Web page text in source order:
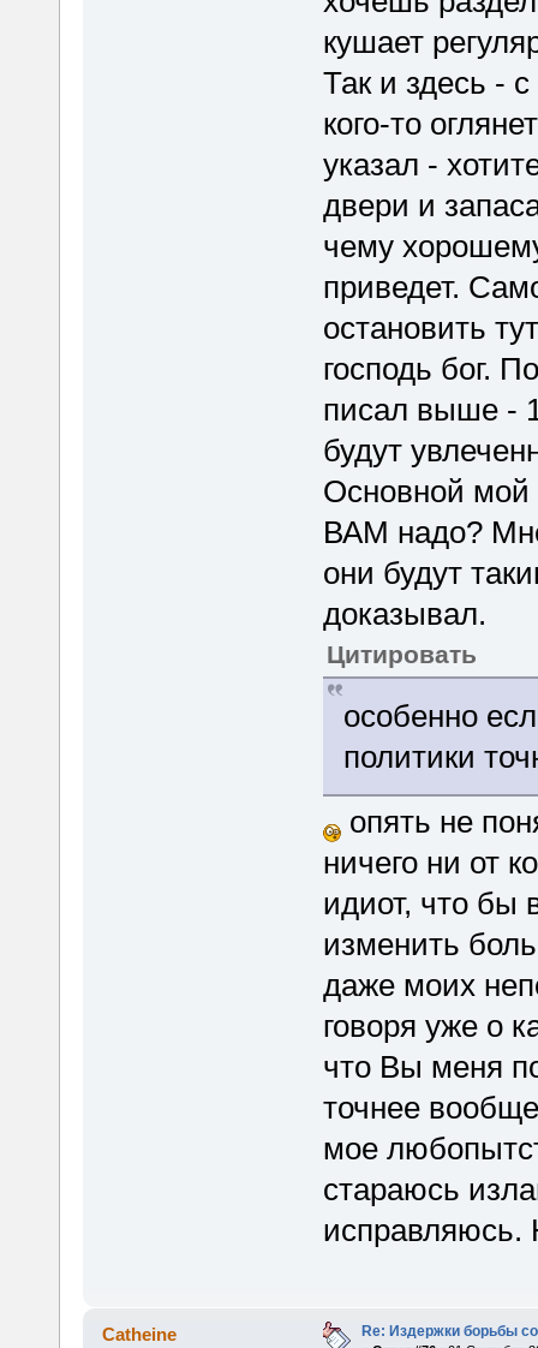
кушает
Так и здесь -
кого-то
указал -
двери и
чему
приведет.
остановить
господь бог.
писал выше -
будут
Основной
ВАМ надо?
они будут
доказывал.
Цитировать
особенно
политики
опять не
ничего ни от
идиот, что бы
изменить
даже моих
говоря уже о
что Вы меня
точнее
мое
стараюсь
исправляюсь.
Catheine Re: Издержки борьбы